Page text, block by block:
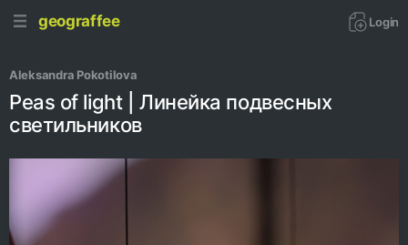
geograffee Login
Aleksandra Pokotilova
Peas of light | Линейка подвесных
светильников